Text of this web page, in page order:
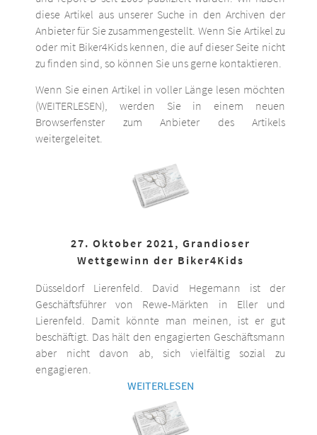
diese Artikel aus unserer Suche in den Archiven der
Anbieter für Sie zusammengestellt. Wenn Sie Artikel zu
oder mit Biker4Kids kennen, die auf dieser Seite nicht
zu finden sind, so können Sie uns gerne kontaktieren.
Wenn Sie einen Artikel in voller Länge lesen möchten
(WEITERLESEN), werden Sie in einem neuen
Browserfenster zum Anbieter des Artikels
weitergeleitet.
27. Oktober 2021, Grandioser
Wettgewinn der Biker4Kids
Düsseldorf Lierenfeld. David Hegemann ist der
Geschäftsführer von Rewe-Märkten in Eller und
Lierenfeld. Damit könnte man meinen, ist er gut
beschäftigt. Das hält den engagierten Geschäftsmann
aber nicht davon ab, sich vielfältig sozial zu
engagieren.
WEITERLESEN